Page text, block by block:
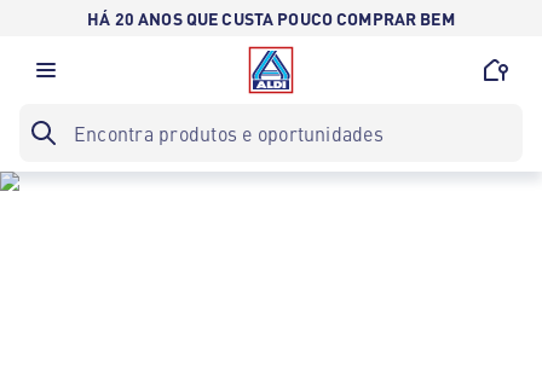
HÁ 20 ANOS QUE CUSTA POUCO COMPRAR BEM